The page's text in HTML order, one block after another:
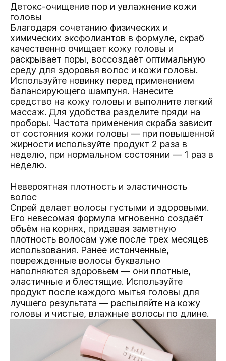
Детокс-очищение пор и увлажнение кожи
головы
Благодаря сочетанию физических и
химических эксфолиантов в формуле, скраб
качественно очищает кожу головы и
раскрывает поры, воссоздаёт оптимальную
среду для здоровья волос и кожи головы.
Используйте новинку перед применением
балансирующего шампуня. Нанесите
средство на кожу головы и выполните легкий
массаж. Для удобства разделите пряди на
проборы. Частота применения скраба зависит
от состояния кожи головы — при повышенной
жирности используйте продукт 2 раза в
неделю, при нормальном состоянии — 1 раз в
неделю.
Невероятная плотность и эластичность
волос
Спрей делает волосы густыми и здоровыми.
Его невесомая формула мгновенно создаёт
объём на корнях, придавая заметную
плотность волосам уже после трех месяцев
использования. Ранее истонченные,
поврежденные волосы буквально
наполняются здоровьем — они плотные,
эластичные и блестящие. Используйте
продукт после каждого мытья головы для
лучшего результата — распыляйте на кожу
головы и чистые, влажные волосы по длине.